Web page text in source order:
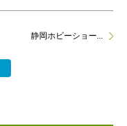
静岡ホビーショー...